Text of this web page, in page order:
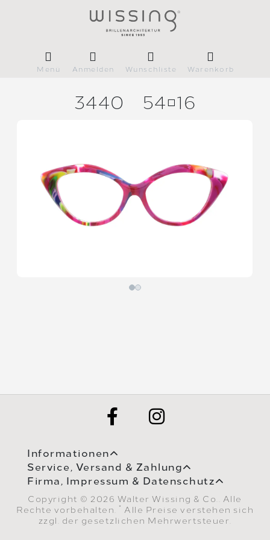
Menü Anmelden Wunschliste Warenkorb
3440 5416
Informationen
Service, Versand & Zahlung
Firma, Impressum & Datenschutz
Copyright © 2026 Walter Wissing & Co.. Alle
Rechte vorbehalten.
* Alle Preise verstehen sich
zzgl. der gesetzlichen Mehrwertsteuer.